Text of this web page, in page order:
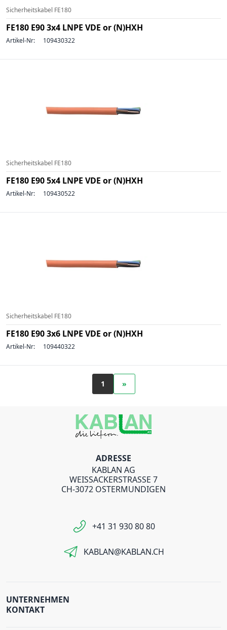
Sicherheitskabel FE180
FE180 E90 3x4 LNPE VDE or (N)HXH
Artikel-Nr: 109430322
Sicherheitskabel FE180
FE180 E90 5x4 LNPE VDE or (N)HXH
Artikel-Nr: 109430522
Sicherheitskabel FE180
FE180 E90 3x6 LNPE VDE or (N)HXH
Artikel-Nr: 109440322
1 »
ADRESSE
KABLAN AG
WEISSACKERSTRASSE 7
CH-3072 OSTERMUNDIGEN
+41 31 930 80 80
KABLAN@KABLAN.CH
UNTERNEHMEN
KONTAKT